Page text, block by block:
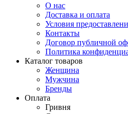
О нас
Доставка и оплата
Условия
Контакты
Договор публичной
Политика
Каталог товаров
Женщина
Мужчина
Бренды
Оплата
Гривня